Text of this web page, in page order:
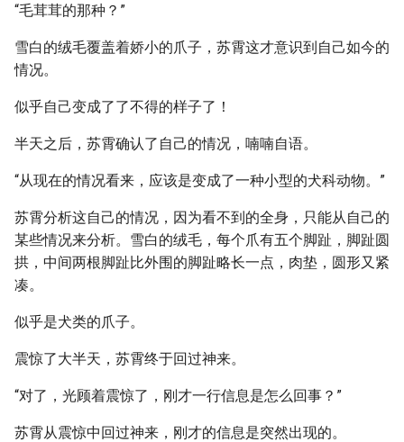
“毛茸茸的那种？”
雪白的绒毛覆盖着娇小的爪子，苏霄这才意识到自己如今的
情况。
似乎自己变成了了不得的样子了！
半天之后，苏霄确认了自己的情况，喃喃自语。
“从现在的情况看来，应该是变成了一种小型的犬科动物。”
苏霄分析这自己的情况，因为看不到的全身，只能从自己的
某些情况来分析。雪白的绒毛，每个爪有五个脚趾，脚趾圆
拱，中间两根脚趾比外围的脚趾略长一点，肉垫，圆形又紧
凑。
似乎是犬类的爪子。
震惊了大半天，苏霄终于回过神来。
“对了，光顾着震惊了，刚才一行信息是怎么回事？”
苏霄从震惊中回过神来，刚才的信息是突然出现的。